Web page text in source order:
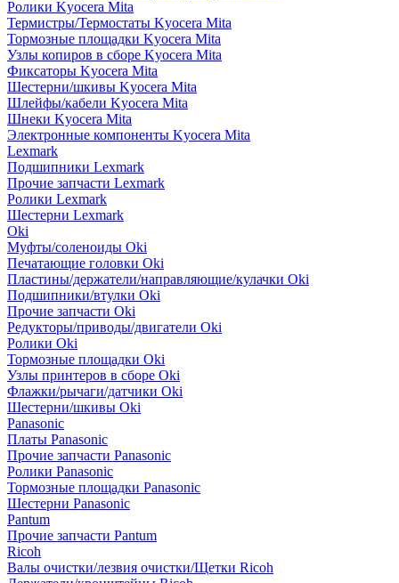
Ролики Kyocera Mita
Термистры/Термостаты Kyocera Mita
Тормозные площадки Kyocera Mita
Узлы копиров в сборе Kyocera Mita
Фиксаторы Kyocera Mita
Шестерни/шкивы Kyocera Mita
Шлейфы/кабели Kyocera Mita
Шнеки Kyocera Mita
Электронные компоненты Kyocera Mita
Lexmark
Подшипники Lexmark
Прочие запчасти Lexmark
Ролики Lexmark
Шестерни Lexmark
Oki
Муфты/соленоиды Oki
Печатающие головки Oki
Пластины/держатели/направляющие/кулачки Oki
Подшипники/втулки Oki
Прочие запчасти Oki
Редукторы/приводы/двигатели Oki
Ролики Oki
Тормозные площадки Oki
Узлы принтеров в сборе Oki
Флажки/рычаги/датчики Oki
Шестерни/шкивы Oki
Panasonic
Платы Panasonic
Прочие запчасти Panasonic
Ролики Panasonic
Тормозные площадки Panasonic
Шестерни Panasonic
Pantum
Прочие запчасти Pantum
Ricoh
Валы очистки/лезвия очистки/Щетки Ricoh